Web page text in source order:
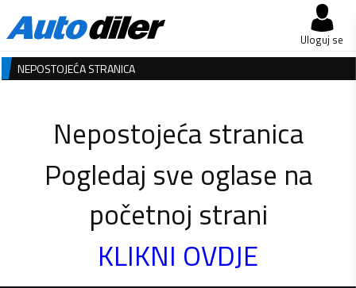
Uloguj se
NEPOSTOJEĆA STRANICA
Nepostojeća stranica
Pogledaj sve oglase na
početnoj strani
KLIKNI OVDJE